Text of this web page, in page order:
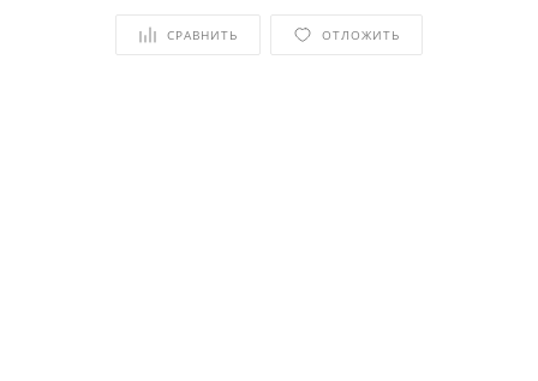
СРАВНИТЬ ОТЛОЖИТЬ